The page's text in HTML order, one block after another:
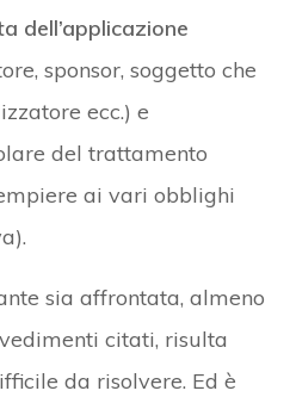
dell’applicazione
sponsor, soggetto che
ecc.) e
del trattamento
ai vari obblighi
sia affrontata, almeno
citati, risulta
da risolvere. Ed è